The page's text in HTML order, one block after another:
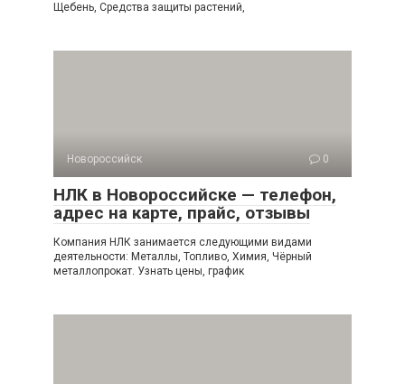
Щебень, Средства защиты растений,
Новороссийск 0
НЛК в Новороссийске — телефон,
адрес на карте, прайс, отзывы
Компания НЛК занимается следующими видами
деятельности: Металлы, Топливо, Химия, Чёрный
металлопрокат. Узнать цены, график